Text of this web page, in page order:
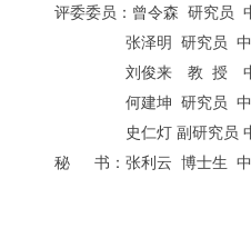
评委委员：曾令森 研究员
张泽明 研究员 中国
刘俊来 教 授 中国
何建坤 研究员 中国
史仁灯 副研究员 中国
秘 书：张利云 博士生 中